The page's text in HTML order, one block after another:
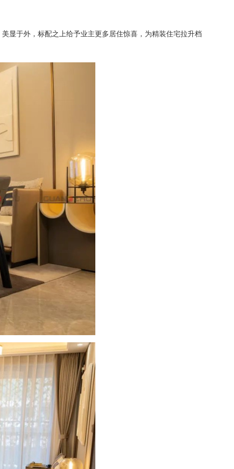
显于外，标配之上给予业主更多居住惊喜，为精装住宅拉升档